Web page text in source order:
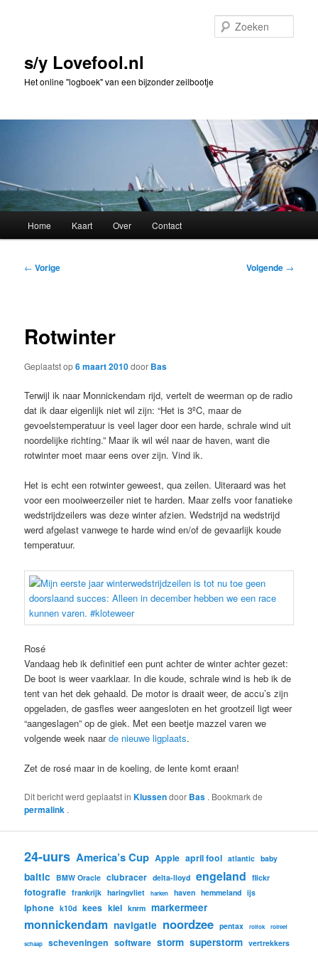
inhouds/y Lovefool.nl
Het online "logboek" van een bijzonder zeilbootje
Home Kaart Over Contact
Bericht
← Vorige Volgende →
Rotwinter
Geplaatst op6 maart 2010door Bas
Terwijl ik naar Monnickendam rijd, vertelt de weerman op de radio
dat ik daar eigenlijk niet wil zijn: “Het is 3ºC, maar de
gevoelstemperatuur is veel lager door een harde, schrale wind uit
noordelijke richting.” Maar ik wil wél naar de haven, want die
rotwinter moet maar eens over zijn. Vind ik.
Het is echt een rotwinter geweest, qua zeilen. Uiteraard was het
voor een mooiweerzeiler niet te harden. Maar zelfs voor fanatieke
wedstrijdzeilers was deze winter afzien. Wedstrijd na wedstrijd
werd afgelast vanwege te harde wind en/of de gevaarlijk koude
temperatuur.
Rosé
Vandaag heb ik definitief een punt achter de winter achter gezet:
De boot is weer vaarklaar. In die koude, schrale wind is heb ik de
tent van het dek gehaald. De motor is draait weer, de accu’s zijn
opgeladen, de gasfles weer aangesloten en het grootzeil ligt weer
“aangeslagen” op de giek. Met een beetje mazzel varen we
volgende week naarde nieuwe ligplaats.
Zet de rosé maar in de koeling, de lente komt eraan!
Dit bericht werd geplaatst inKlussendoor Bas . Bookmark de
permalink .
24-uurs America’s Cup Apple april fool atlantic baby
baltic BMW Oracle clubracer delta-lloyd engeland flickr
fotografie frankrijk haringvliet harken haven hemmeland ijs
iphone k10d kees kiel knrm markermeer
monnickendam navigatie noordzee pentax rolfok rolreef
schaap scheveningen software storm superstorm vertrekkers